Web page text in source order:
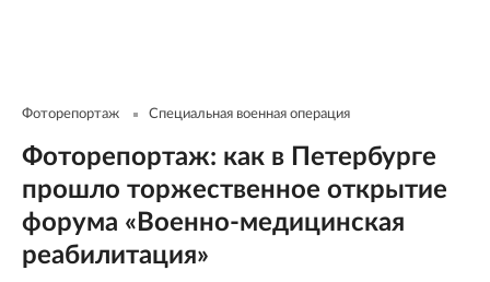
Фоторепортаж Специальная военная операция
Фоторепортаж: как в Петербурге
прошло торжественное открытие
форума «Военно-медицинская
реабилитация»